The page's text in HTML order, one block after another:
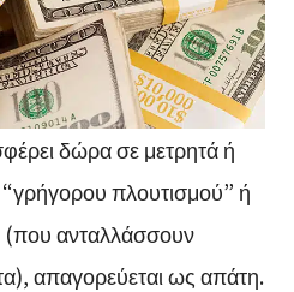
δώρα σε μετρητά ή
πλουτισμού” ή
(που ανταλλάσσουν
απαγορεύεται ως απάτη.